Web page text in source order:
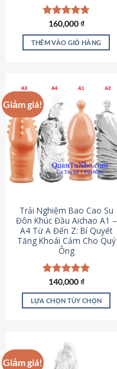
sản
phẩm
Được xếp
hạng4.73
5 sao
160,000₫
THÊM VÀO GIỎ HÀNG
Giảm giá!
Trải Nghiệm Bao Cao Su
Đôn Khúc Đầu Aichao A1 –
A4 Từ A Đến Z: Bí Quyết
Tăng Khoái Cảm Cho Quý
Ông
Được xếp
hạng4.88
5 sao
140,000₫
LỰA CHỌN TÙY CHỌN
có
nhiều
Giảm giá!